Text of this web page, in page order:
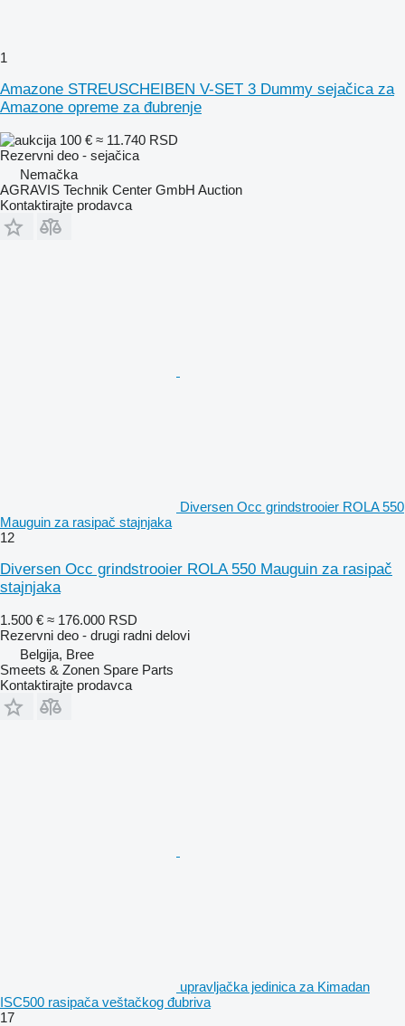
1
Amazone STREUSCHEIBEN V-SET 3 Dummy sejačica za
Amazone opreme za đubrenje
100 € ≈ 11.740 RSD
Rezervni deo - sejačica
Nemačka
AGRAVIS Technik Center GmbH Auction
Kontaktirajte prodavca
Diversen Occ grindstrooier ROLA 550
Mauguin za rasipač stajnjaka
12
Diversen Occ grindstrooier ROLA 550 Mauguin za rasipač
stajnjaka
1.500 € ≈ 176.000 RSD
Rezervni deo - drugi radni delovi
Belgija, Bree
Smeets & Zonen Spare Parts
Kontaktirajte prodavca
upravljačka jedinica za Kimadan
ISC500 rasipača veštačkog đubriva
17